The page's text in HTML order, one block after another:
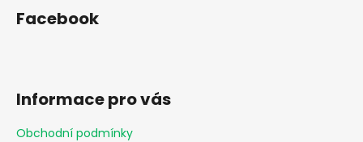
Facebook
Informace pro vás
Obchodní podmínky